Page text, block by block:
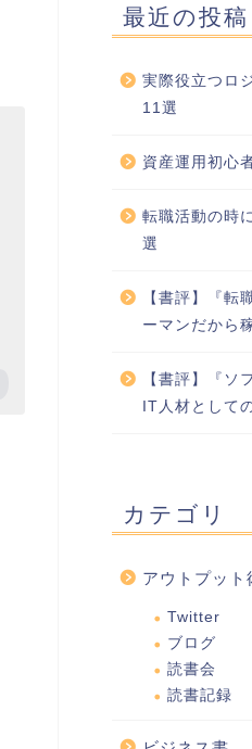
最近の投稿
実際役立つロ
11選
資産運用初心
転職活動の時
選
【書評】『転
ーマンだから
【書評】『ソ
IT人材として
カテゴリ
アウトプット
Twitter
ブログ
読書会
読書記録